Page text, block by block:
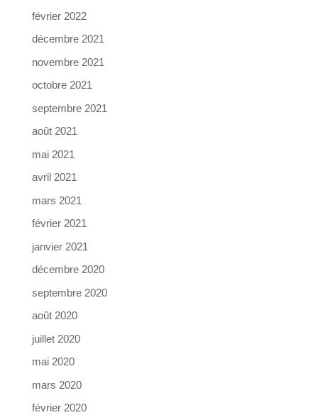
février 2022
décembre 2021
novembre 2021
octobre 2021
septembre 2021
août 2021
mai 2021
avril 2021
mars 2021
février 2021
janvier 2021
décembre 2020
septembre 2020
août 2020
juillet 2020
mai 2020
mars 2020
février 2020